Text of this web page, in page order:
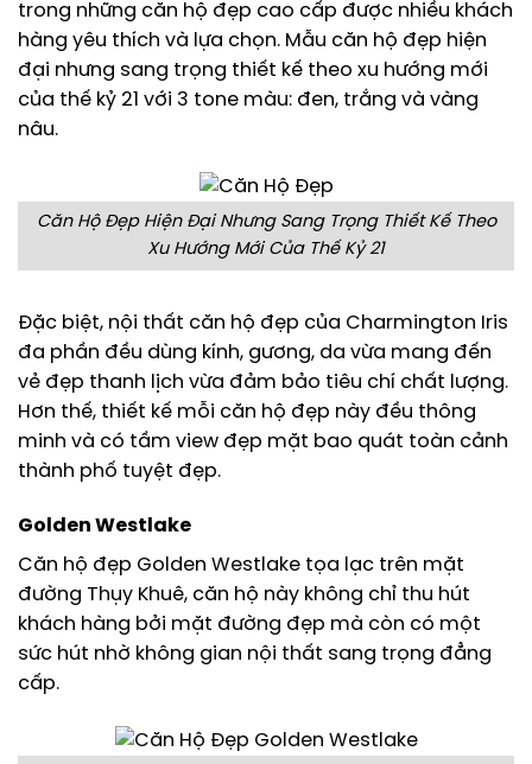
trong những căn hộ đẹp cao cấp được nhiều khách
hàng yêu thích và lựa chọn. Mẫu căn hộ đẹp hiện
đại nhưng sang trọng thiết kế theo xu hướng mới
của thế kỷ 21 với 3 tone màu: đen, trắng và vàng
nâu.
Căn Hộ Đẹp Hiện Đại Nhưng Sang Trọng Thiết Kế Theo
Xu Hướng Mới Của Thế Kỷ 21
Đặc biệt, nội thất căn hộ đẹp của Charmington Iris
đa phần đều dùng kính, gương, da vừa mang đến
vẻ đẹp thanh lịch vừa đảm bảo tiêu chí chất lượng.
Hơn thế, thiết kế mỗi căn hộ đẹp này đều thông
minh và có tầm view đẹp mặt bao quát toàn cảnh
thành phố tuyệt đẹp.
Golden Westlake
Căn hộ đẹp Golden Westlake tọa lạc trên mặt
đường Thụy Khuê, căn hộ này không chỉ thu hút
khách hàng bởi mặt đường đẹp mà còn có một
sức hút nhờ không gian nội thất sang trọng đẳng
cấp.